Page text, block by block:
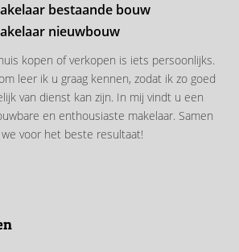
bestaande bouw
nieuwbouw
kopen of verkopen is iets persoonlijks.
leer ik u graag kennen, zodat ik zo goed
van dienst kan zijn. In mij vindt u een
en enthousiaste makelaar. Samen
we voor het beste resultaat!